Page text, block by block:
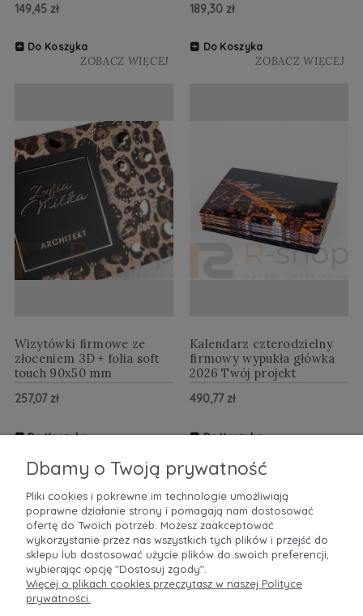
149,45 zł
Do Koszyka
ZOBACZ WIĘCEJ
189,30 zł
Do Koszyka
ZOBACZ WIĘCEJ
Wizytówki firmowe ze
złoceniem 3D + folia soft
touch 90x50 mm
257,07 zł
Do Koszyka
Kalendarz czterodzielny
firmowy wypukła główka
2026 Twój projekt
490,77 zł
Do Koszyka
POMOC
MOJE KONTO
Dbamy o Twoją prywatność
Pliki cookies i pokrewne im technologie umożliwiają
poprawne działanie strony i pomagają nam dostosować
ofertę do Twoich potrzeb. Możesz zaakceptować
wykorzystanie przez nas wszystkich tych plików i przejść do
sklepu lub dostosować użycie plików do swoich preferencji,
wybierając opcję "Dostosuj zgody".
Więcej o plikach cookies przeczytasz w naszej Polityce
prywatności.